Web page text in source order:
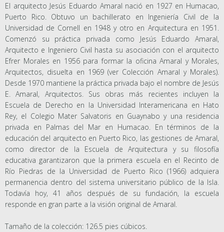
El arquitecto Jesús Eduardo Amaral nació en 1927 en Humacao,
Puerto Rico. Obtuvo un bachillerato en Ingeniería Civil de la
Universidad de Cornell en 1948 y otro en Arquitectura en 1951.
Comenzó su práctica privada como Jesús Eduardo Amaral,
Arquitecto e Ingeniero Civil hasta su asociación con el arquitecto
Efrer Morales en 1956 para formar la oficina Amaral y Morales,
Arquitectos, disuelta en 1969 (ver Colección Amaral y Morales).
Desde 1970 mantiene la práctica privada bajo el nombre de Jesús
E. Amaral, Arquitectos. Sus obras más recientes incluyen la
Escuela de Derecho en la Universidad Interamericana en Hato
Rey, el Colegio Mater Salvatoris en Guaynabo y una residencia
privada en Palmas del Mar en Humacao. En términos de la
educación del arquitecto en Puerto Rico, las gestiones de Amaral,
como director de la Escuela de Arquitectura y su filosofía
educativa garantizaron que la primera escuela en el Recinto de
Río Piedras de la Universidad de Puerto Rico (1966) adquiera
permanencia dentro del sistema universitario público de la Isla.
Todavía hoy, 41 años después de su fundación, la escuela
responde en gran parte a la visión original de Amaral.
Tamaño de la colección: 126.5 pies cúbicos.